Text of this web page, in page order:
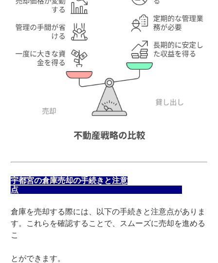
宇都宮の倉庫売却の手続きと注意
点
倉庫を売却する際には、以下の手続きと注意点がありま
す。これらを確認することで、スムーズに売却を進める
こ
とができます。